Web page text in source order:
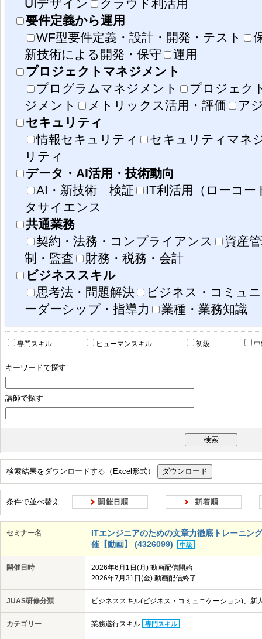
UIデザイン
クラウド利活用
要件定義から運用
WF型要件定義・設計・開発・テスト
新技術による開発・保守
運用
プロジェクトマネジメント
プログラムマネジメント
プロジェク
ジメント
メトリックス活用・評価
ア
セキュリティ
情報セキュリティ
セキュリティマネ
リティ
データ・AI活用・技術動向
AI・新技術 検証
IT利活用（ローコー
タサイエンス
共通業務
契約・法務・コンプライアンス
資産
制・監査
財務・税務・会計
ビジネススキル
思考法・問題解決
ビジネス・コミュ
ーダーシップ・指導力
業種・業務知識
事業戦略策定・事業戦略評価
IS戦略策定・IS戦略評価・IS企画・IS企画評価
IS戦略実行マネジメント・プロジェクトマネジメント
IS活用
IS運用
共通業務（契約
人材育成、資産
社会の変化 顧客価値の変化 競争環境の変化
社会におけるデータ
AI
顧客・ユーザーへの共感 常識にとらわれない発想 反復的なアプロ
変化への適応 コラボレーション 柔軟な意思決定 事実に基づく判
専門スキル ヒューマンスキル 初級
キーワードで探す
講師で探す
検索結果をダウンロードする（Excel形式）
条件で並べ替え
セミナー名
ITエンジニアのための文章力徹底トレーニン
催【動画】 (4326099)
中級
開催日時
2026年6月1日(月) 動画配信開始
2026年7月31日(金) 動画配信終了
JUAS研修分類 ビジネススキル(ビジネス・コミュニケーション)、新
カテゴリー 業務遂行スキル 専門スキル